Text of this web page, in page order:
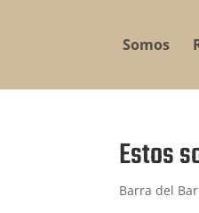
Somos
Estos
Barra del